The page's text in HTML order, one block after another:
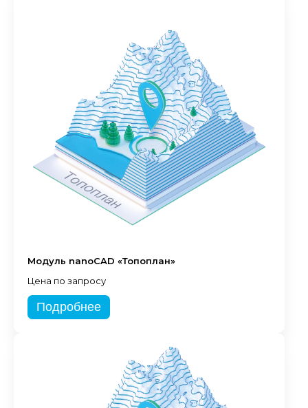
Модуль nanoCAD «Топоплан»
Цена по запросу
Подробнее